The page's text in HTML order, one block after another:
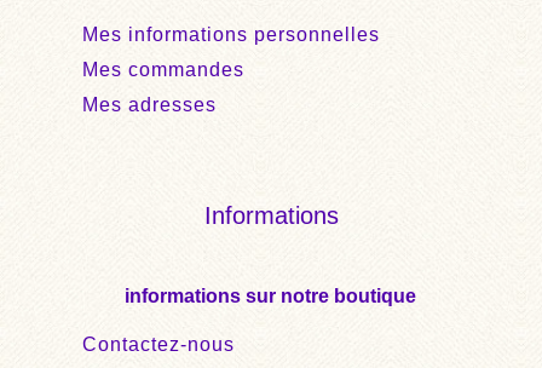
Mes informations personnelles
Mes commandes
Mes adresses
Informations
informations sur notre boutique
Contactez-nous